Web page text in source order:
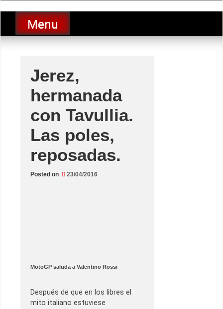
to
contentLucio Lopez GP
luciolopezgp
Menu
Jerez,
hermanada
con Tavullia.
Las poles,
reposadas.
Posted on 23/04/2016
MotoGP saluda a Valentino Rossi
Después de que en los libres el
mito italiano estuviese